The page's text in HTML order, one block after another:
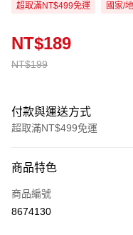
超取滿NT$499免運 國家/
NT$199
NT$189
付款與運送方式
超取滿NT$499免運
信用卡一次付款
超商取貨付款
商品特色
商品編號
8674130